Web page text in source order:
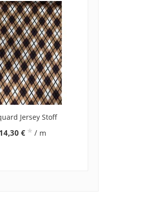
Jersey Stoff
14,30 € * / m